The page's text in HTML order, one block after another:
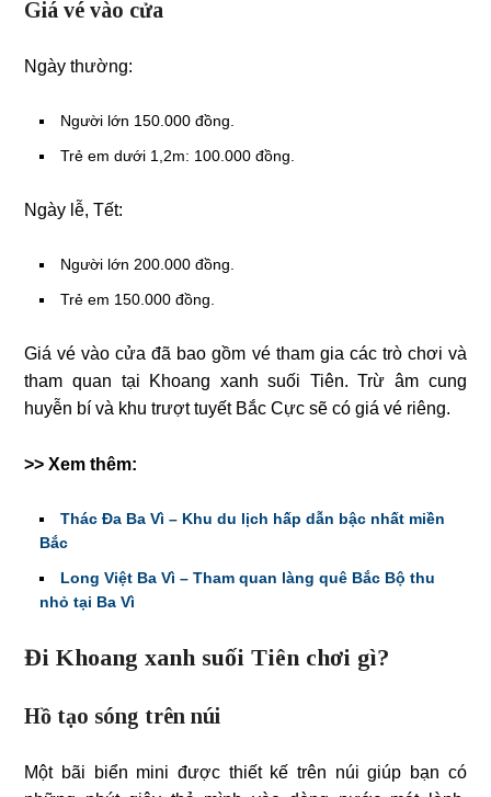
Giá vé vào cửa
Ngày thường:
Người lớn 150.000 đồng.
Trẻ em dưới 1,2m: 100.000 đồng.
Ngày lễ, Tết:
Người lớn 200.000 đồng.
Trẻ em 150.000 đồng.
Giá vé vào cửa đã bao gồm vé tham gia các trò chơi và
tham quan tại Khoang xanh suối Tiên. Trừ âm cung
huyễn bí và khu trượt tuyết Bắc Cực sẽ có giá vé riêng.
>> Xem thêm:
Thác Đa Ba Vì – Khu du lịch hấp dẫn bậc nhất miền
Bắc
Long Việt Ba Vì – Tham quan làng quê Bắc Bộ thu
nhỏ tại Ba Vì
Đi Khoang xanh suối Tiên chơi gì?
Hồ tạo sóng trên núi
Một bãi biển mini được thiết kế trên núi giúp bạn có